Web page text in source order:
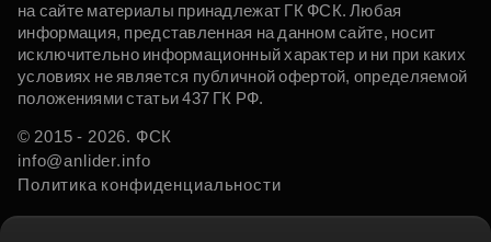
на сайте материалы принадлежат ГК ФСК. Любая
информация, представленная на данном сайте, носит
исключительно информационный характер и ни при каких
условиях не является публичной офертой, определяемой
положениями статьи 437 ГК РФ.
© 2015 - 2026. ФСК
info@anlider.info
Политика конфиденциальности